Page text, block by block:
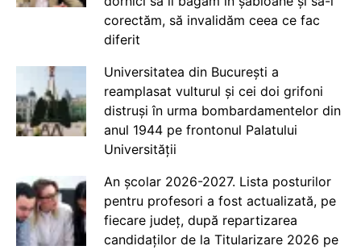
corectăm, să invalidăm ceea ce fac
diferit
Universitatea din București a
reamplasat vulturul și cei doi grifoni
distruși în urma bombardamentelor din
anul 1944 pe frontonul Palatului
Universității
An școlar 2026-2027. Lista posturilor
pentru profesori a fost actualizată, pe
fiecare județ, după repartizarea
candidaților de la Titularizare 2026 pe